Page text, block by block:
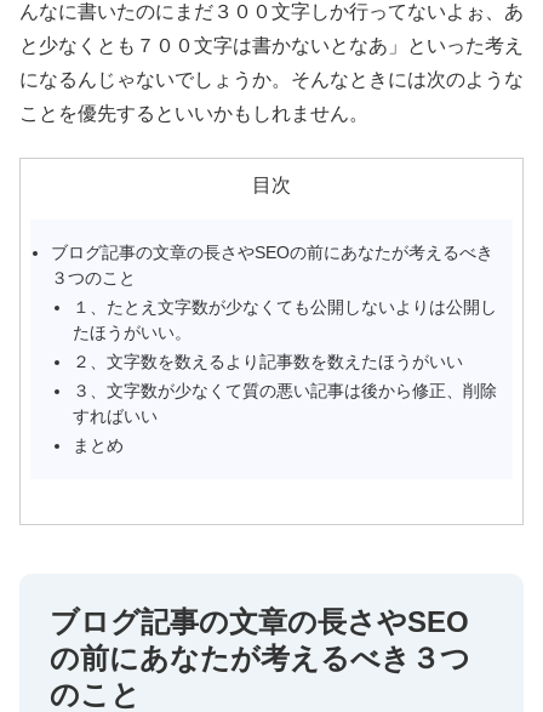
んなに書いたのにまだ３００文字しか行ってないよぉ、あ
と少なくとも７００文字は書かないとなあ」といった考え
になるんじゃないでしょうか。そんなときには次のような
ことを優先するといいかもしれません。
目次
ブログ記事の文章の長さやSEOの前にあなたが考えるべき
３つのこと
１、たとえ文字数が少なくても公開しないよりは公開し
たほうがいい。
２、文字数を数えるより記事数を数えたほうがいい
３、文字数が少なくて質の悪い記事は後から修正、削除
すればいい
まとめ
ブログ記事の文章の長さやSEO
の前にあなたが考えるべき３つ
のこと